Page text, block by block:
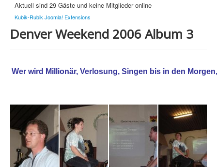
Aktuell sind 29 Gäste und keine Mitglieder online
Kubik-Rubik Joomla! Extensions
Denver Weekend 2006 Album 3
Wer wird Millionär, Verlosung, Singen bis in den